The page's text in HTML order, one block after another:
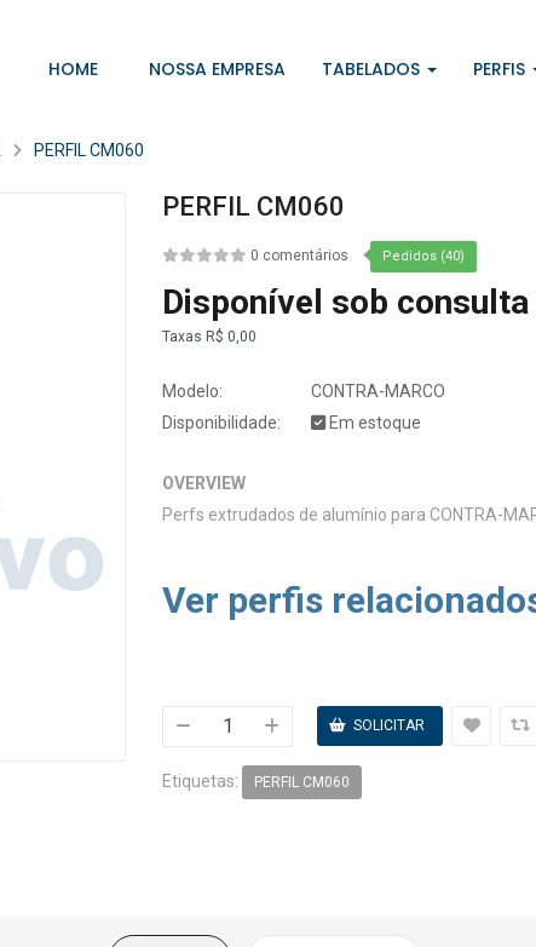
HOME NOSSA EMPRESA TABELADOS PERFIS
PERFIL CM060
PERFIL CM060
0 comentários Pedidos (40)
Disponível sob consulta
Taxas R$ 0,00
Modelo:
CONTRA-MARCO
Disponibilidade:
Em estoque
OVERVIEW
Perfs extrudados de alumínio para CONTRA-
Ver perfis
Etiquetas: PERFIL CM060